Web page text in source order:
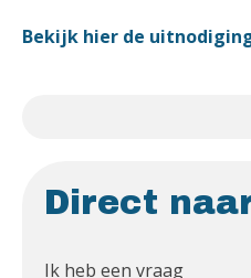
Bekijk hier de
Direct
Ik heb een vraag